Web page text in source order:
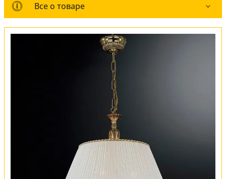
Все о товаре
Все о товаре
Комплект лампочек